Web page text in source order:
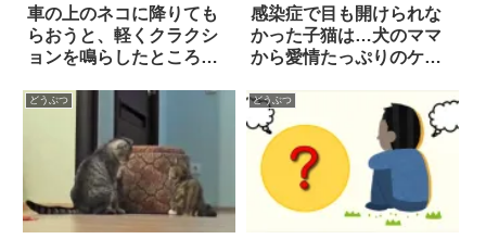
車の上のネコに降りても
らおうと、軽くクラクシ
ョンを鳴らしたところ…
感染症で目も開けられな
かった子猫は…犬のママ
から愛情たっぷりのケア
り生まれ変わった！
どうぶつ どうぶつ